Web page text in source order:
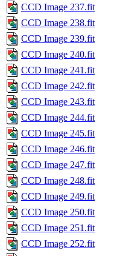
CCD Image 237.fit
CCD Image 238.fit
CCD Image 239.fit
CCD Image 240.fit
CCD Image 241.fit
CCD Image 242.fit
CCD Image 243.fit
CCD Image 244.fit
CCD Image 245.fit
CCD Image 246.fit
CCD Image 247.fit
CCD Image 248.fit
CCD Image 249.fit
CCD Image 250.fit
CCD Image 251.fit
CCD Image 252.fit